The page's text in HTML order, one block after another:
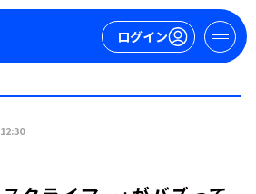
ログイン
12:30